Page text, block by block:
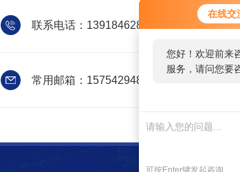
在线交
您好！欢迎前来
服务，请问您要
可按Enter键发起咨询
联系电话：13918462866
常用邮箱：1575429488@qq.com